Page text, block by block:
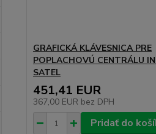
GRAFICKÁ KLÁVESNICA PRE
POPLACHOVÚ CENTRÁLU
SATEL
451,41 EUR
367,00 EUR bez DPH
Pridať do